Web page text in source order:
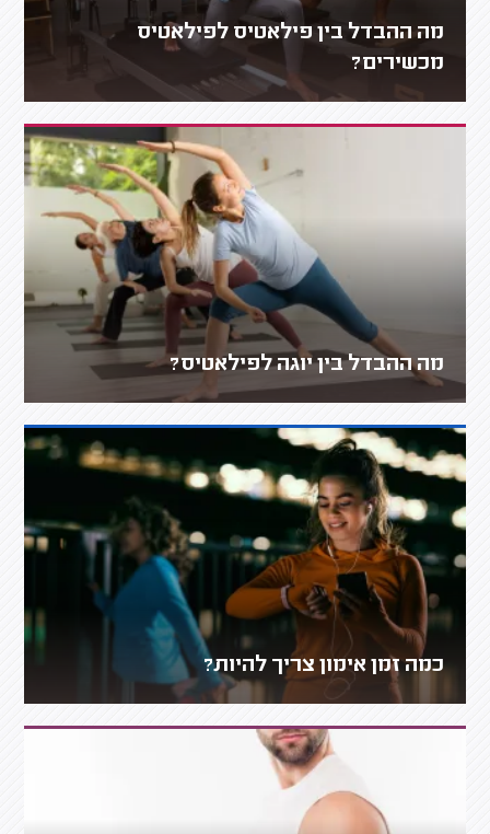
מה ההבדל בין פילאטיס לפילאטיס
מכשירים?
מה ההבדל בין יוגה לפילאטיס?
כמה זמן אימון צריך להיות?